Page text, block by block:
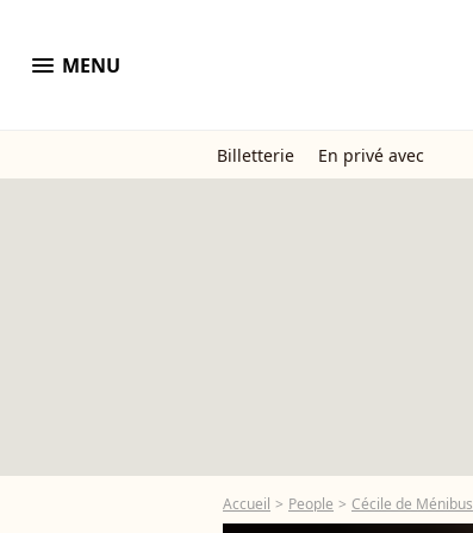
menu MENU
Billetterie En privé avec
Accueil People Cécile de Ménibus